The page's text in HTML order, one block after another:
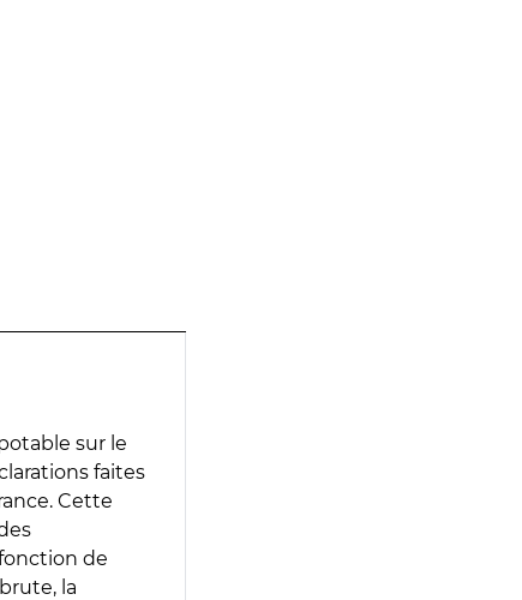
sur le
faites
Cette
de
la